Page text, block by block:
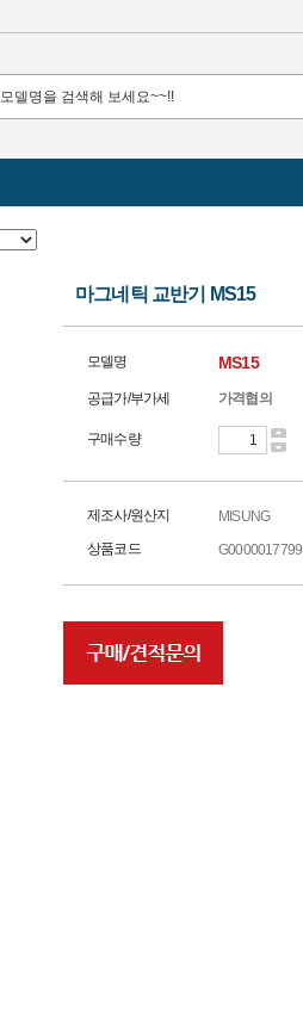
마그네틱 교반기 MS15
모델명 MS15
공급가/부가세 가격협의
구매수량
제조사/원산지
MISUNG
상품코드
G0000017799